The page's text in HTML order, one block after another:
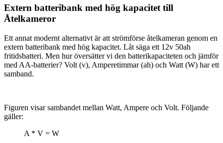
Extern batteribank med hög kapacitet till
Åtelkameror
Ett annat modernt alternativt är att strömförse åtelkameran genom en
extern batteribank med hög kapacitet. Låt säga ett 12v 50ah
fritidsbatteri. Men hur översätter vi den batterikapaciteten och jämför
med AA-batterier? Volt (v), Amperetimmar (ah) och Watt (W) har ett
samband.
Figuren visar sambandet mellan Watt, Ampere och Volt. Följande
gäller:
A * V = W